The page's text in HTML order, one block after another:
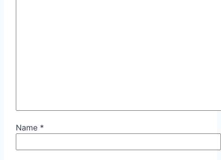
Name *